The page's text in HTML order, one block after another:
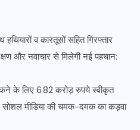
व कारतूसों सहित गिरफ्तार
और नवाचार से मिलेगी नई पहचान:
के लिए 6.82 करोड़ रुपये स्वीकृत
सोशल मीडिया की चमक-दमक का कड़वा